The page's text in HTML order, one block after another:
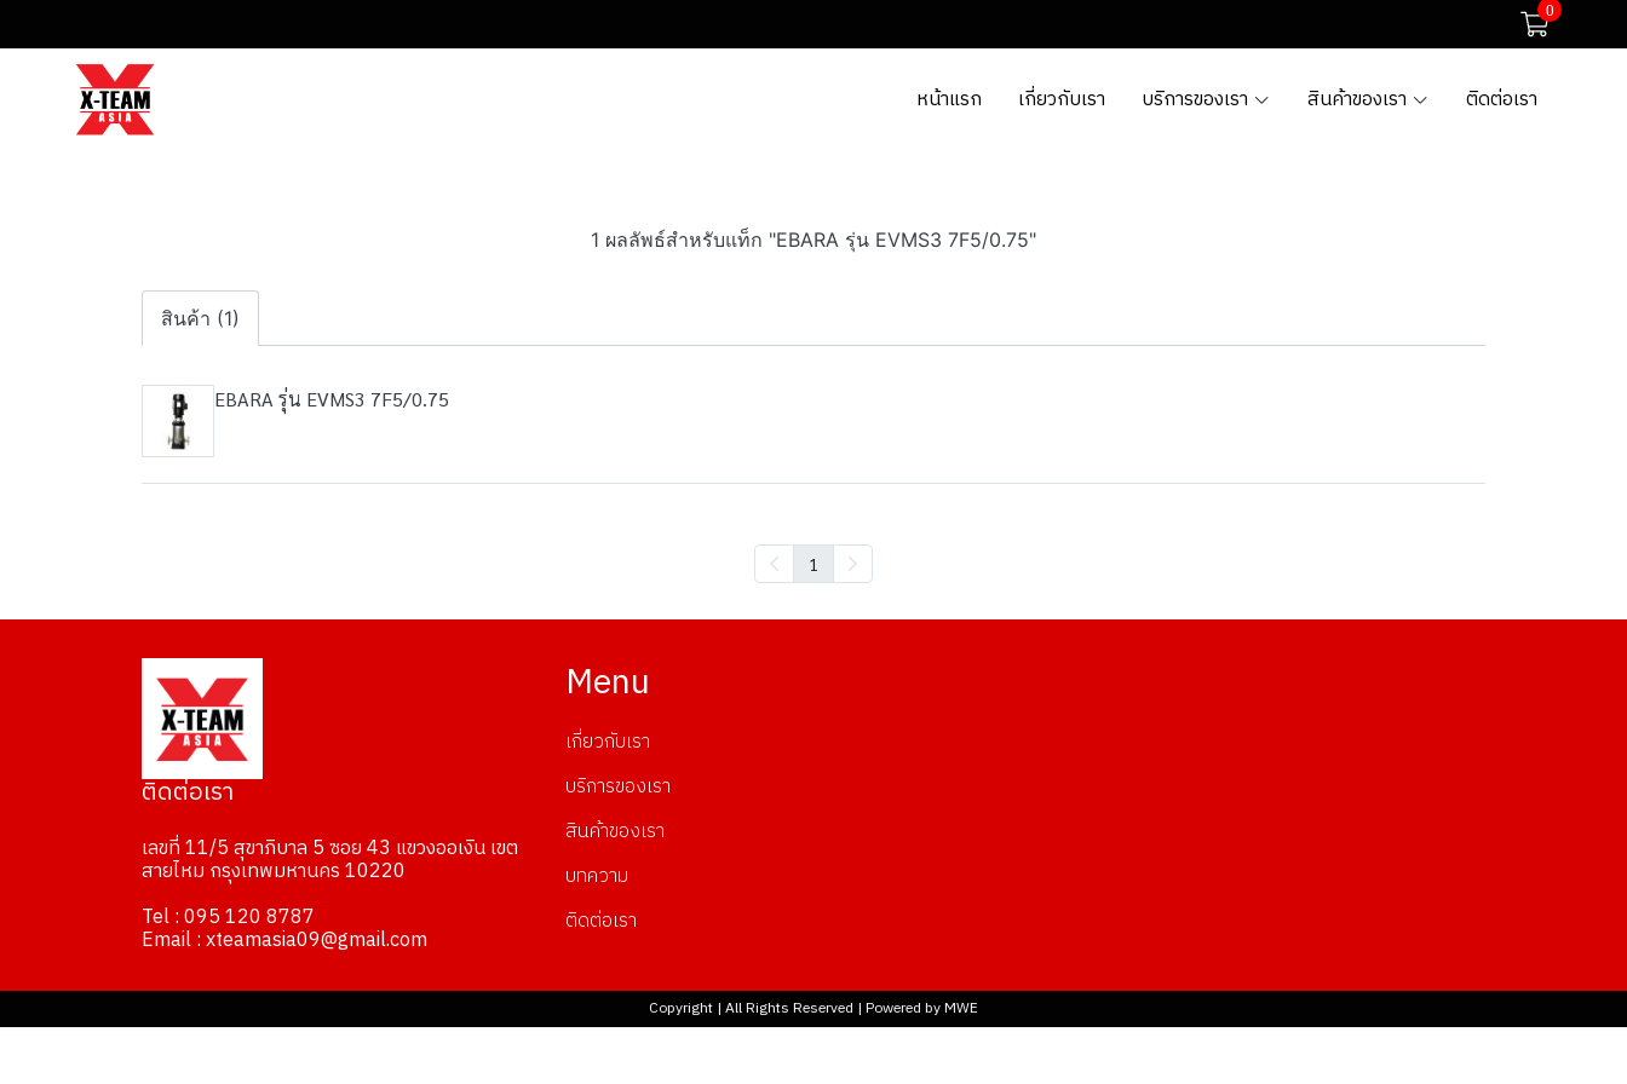
0
หน้าแรก เกี่ยวกับเรา บริการของเรา สินค้าของเรา ติดต่อเรา
1 ผลลัพธ์สำหรับแท็ก "EBARA รุ่น EVMS3 7F5/0.75"
สินค้า (1)
EBARA รุ่น EVMS3 7F5/0.75
1
ติดต่อเรา
เลขที่ 11/5 สุขาภิบาล 5 ซอย 43 แขวงออเงิน เขต
สายไหม กรุงเทพมหานคร 10220
Tel : 095 120 8787
Email : xteamasia09@gmail.com
Menu
เกี่ยวกับเรา
บริการของเรา
สินค้าของเรา
บทความ
ติดต่อเรา
Copyright | All Rights Reserved | Powered by MWE